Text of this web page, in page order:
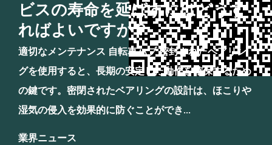
ビスの寿命を延ばすにはどうす
ればよいですか？
適切なメンテナンス 自転車ハブ 密封されたベアリン
グを使用すると、長期の安定した動作を確保するため
の鍵です。密閉されたベアリングの設計は、ほこりや
湿気の侵入を効果的に防ぐことができ...
業界ニュース